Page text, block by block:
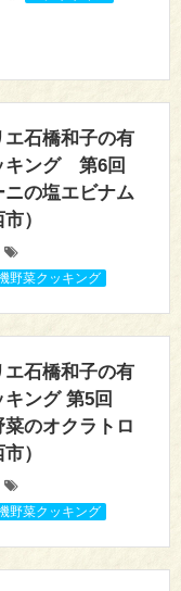
エ石橋和子の有
キング 第6回
ニの塩エビナム
）
野菜クッキング
エ石橋和子の有
ング 第5回
菜のオクラトロ
）
野菜クッキング